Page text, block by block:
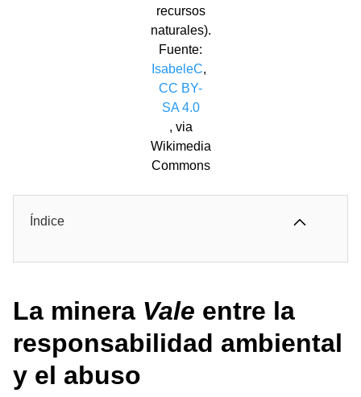
recursos
naturales).
Fuente:
IsabeleC,
CC BY-
SA 4.0
, via
Wikimedia
Commons
Índice
La minera Vale entre la
responsabilidad ambiental
y el abuso